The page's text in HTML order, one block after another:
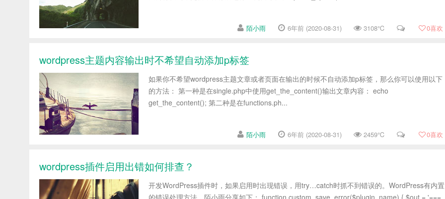
陌小雨 6年前 (2020-08-31) 3108℃ 0喜欢
wordpress主题内容输出时不希望自动添加p标签
如果你不希望wordpress主题文章或者页面在输出的时候不自动添加p标签，那么你可以使用以下
的方法： 第一种是在single.php中使用get_the_content()输出文章内容： echo
get_the_content(); 第二种是在functions.ph...
陌小雨 6年前 (2020-08-31) 2459℃ 0喜欢
wordpress插件启用出错如何排查？
开发WordPress插件时，如果启用时出现错误，用try…catch时抓不到错误的。WordPress有内置